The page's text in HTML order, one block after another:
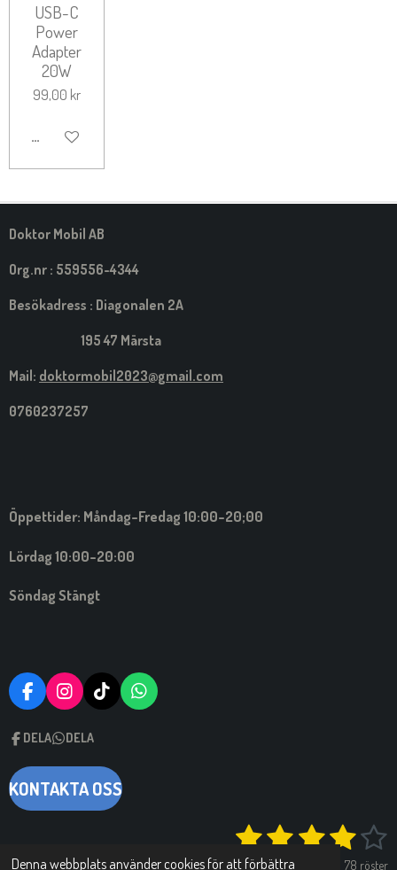
Denna webbplats använder cookies för att förbättra
USB-C
Power
Adapter
20W
99,00 kr
LÄGG TILL I VARUKORG
Doktor Mobil AB
Org.nr : 559556-4344
Besökadress : Diagonalen 2A
195 47 Märsta
Mail: doktormobil2023@gmail.com
0760237257
Öppettider: Måndag-Fredag 10:00-20;00
Lördag 10:00-20:00
Söndag Stängt
F
A
C
E
B
O
O
K
I
N
S
T
A
G
R
A
T
I
T
A
C
K
W
H
DELA DELA
KONTAKTA OSS
1 2 3 4 5
78 röster